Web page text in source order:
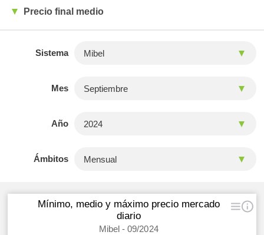
Precio final medio
Sistema
Mes
Año
Ámbitos
Mínimo, medio y máximo precio mercado
diario
Mibel - 09/2024